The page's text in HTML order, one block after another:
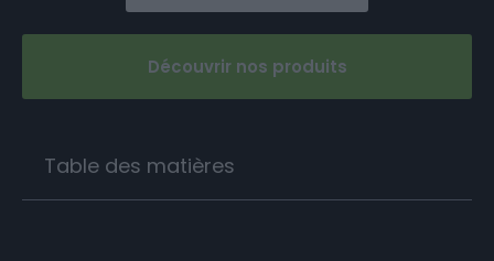
Découvrir nos produits
Table des matières